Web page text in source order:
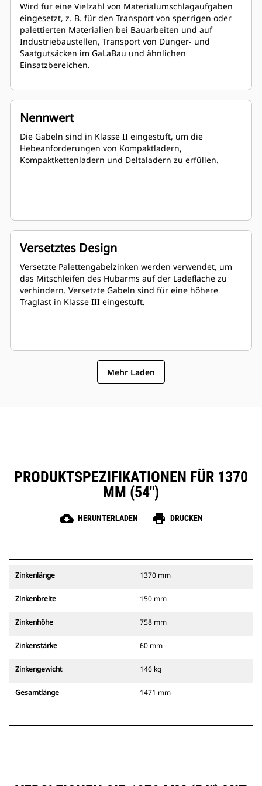
Wird für eine Vielzahl von Materialumschlagaufgaben
eingesetzt, z. B. für den Transport von sperrigen oder
palettierten Materialien bei Bauarbeiten und auf
Industriebaustellen, Transport von Dünger- und
Saatgutsäcken im GaLaBau und ähnlichen
Einsatzbereichen.
Nennwert
Die Gabeln sind in Klasse II eingestuft, um die
Hebeanforderungen von Kompaktladern,
Kompaktkettenladern und Deltaladern zu erfüllen.
Versetztes Design
Versetzte Palettengabelzinken werden verwendet, um
das Mitschleifen des Hubarms auf der Ladefläche zu
verhindern. Versetzte Gabeln sind für eine höhere
Traglast in Klasse III eingestuft.
Mehr Laden
PRODUKTSPEZIFIKATIONEN FÜR 1370
MM (54")
cloud_download HERUNTERLADEN print DRUCKEN
Zinkenlänge 1370 mm
Zinkenbreite 150 mm
Zinkenhöhe 758 mm
Zinkenstärke 60 mm
Zinkengewicht 146 kg
Gesamtlänge 1471 mm